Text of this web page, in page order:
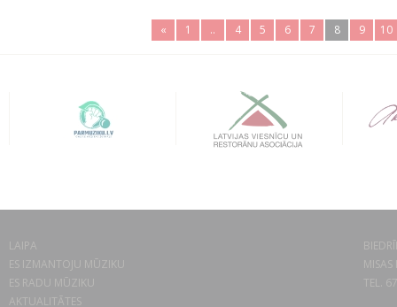
« 1 .. 4 5 6 7 8 9 10
LAIPA
ES IZMANTOJU MŪZIKU
ES RADU MŪZIKU
AKTUALITĀTES
TEL.